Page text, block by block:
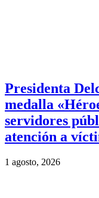
Presidenta
medalla
servidores
atención a
1 agosto, 2026